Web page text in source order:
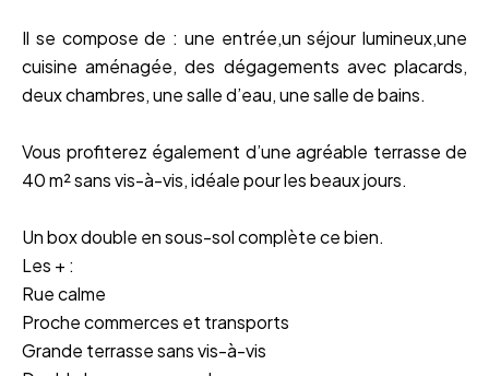
Il se compose de : une entrée,un séjour lumineux,une
cuisine aménagée, des dégagements avec placards,
deux chambres, une salle d’eau, une salle de bains.
Vous profiterez également d’une agréable terrasse de
40 m² sans vis-à-vis, idéale pour les beaux jours.
Un box double en sous-sol complète ce bien.
Les + :
Rue calme
Proche commerces et transports
Grande terrasse sans vis-à-vis